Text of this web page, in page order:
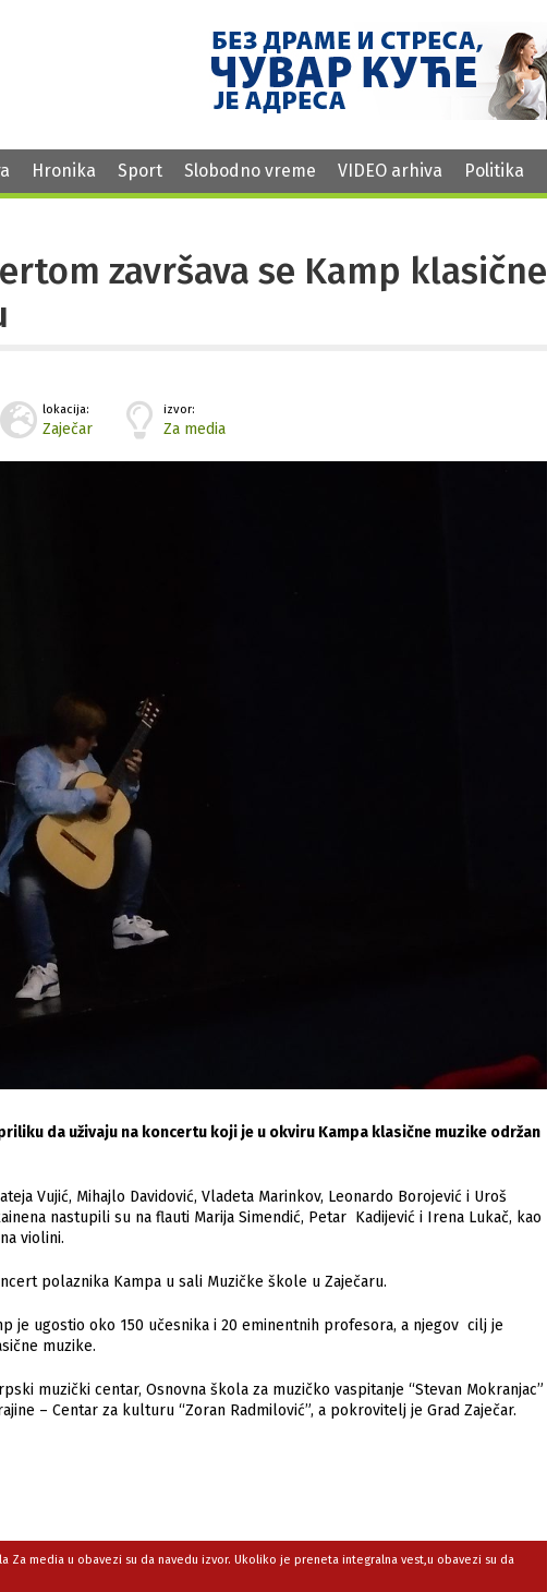
Hronika Sport Slobodno vreme VIDEO arhiva Politika
završava se Kamp klasične
lokacija:
Zaječar
izvor:
Za media
da uživaju na koncertu koji je u okviru Kampa klasične muzike održan
Vujić, Mihajlo Davidović, Vladeta Marinkov, Leonardo Borojević i Uroš
nastupili su na flauti Marija Simendić, Petar Kadijević i Irena Lukač, kao
violini.
polaznika Kampa u sali Muzičke škole u Zaječaru.
je ugostio oko 150 učesnika i 20 eminentnih profesora, a njegov cilj je
muzike.
muzički centar, Osnovna škola za muzičko vaspitanje “Stevan Mokranjac”
– Centar za kulturu “Zoran Radmilović”, a pokrovitelj je Grad Zaječar.
Za media u obavezi su da navedu izvor. Ukoliko je preneta integralna vest,u obavezi su da